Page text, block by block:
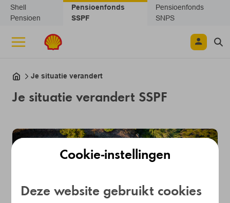
Navigatie overslaan
Shell
Pensioen
Pensioenfonds
SSPF
Pensioenfonds
SNPS
Je situatie verandert
Je situatie verandert SSPF
Cookie-instellingen
Deze website gebruikt cookies